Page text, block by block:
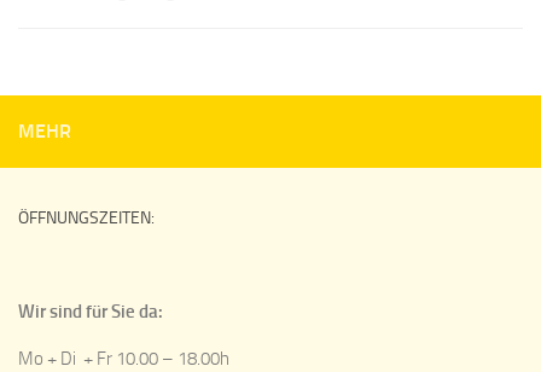
MEHR
ÖFFNUNGSZEITEN:
Wir sind für Sie da:
Mo + Di + Fr 10.00 – 18.00h